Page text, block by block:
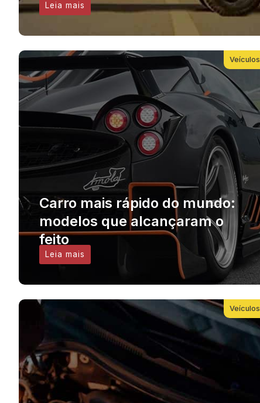
Leia mais
Veículos
Carro mais rápido do mundo:
modelos que alcançaram o
feito
Leia mais
Veículos